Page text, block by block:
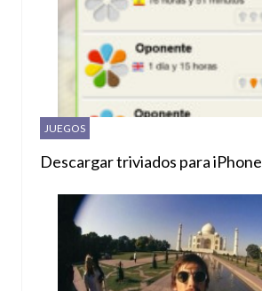
JUEGOS
Descargar triviados para iPhone